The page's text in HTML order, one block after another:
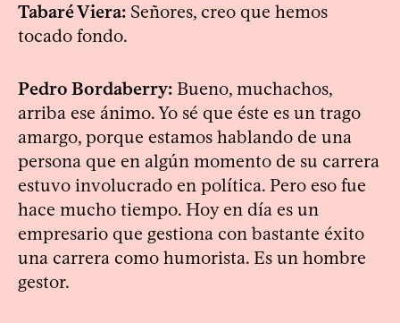
Tabaré Viera: Señores, creo que hemos
tocado fondo.
Pedro Bordaberry: Bueno, muchachos,
arriba ese ánimo. Yo sé que éste es un trago
amargo, porque estamos hablando de una
persona que en algún momento de su carrera
estuvo involucrado en política. Pero eso fue
hace mucho tiempo. Hoy en día es un
empresario que gestiona con bastante éxito
una carrera como humorista. Es un hombre
gestor.